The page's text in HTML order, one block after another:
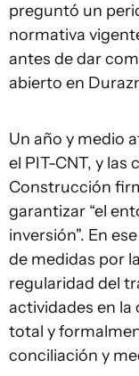
preguntó un
normativa
antes de dar
abierto en
Un año y medio
el PIT-CNT, y las
Construcción
garantizar “el
inversión". En
de medidas por
regularidad del
actividades en la
total y
conciliación y